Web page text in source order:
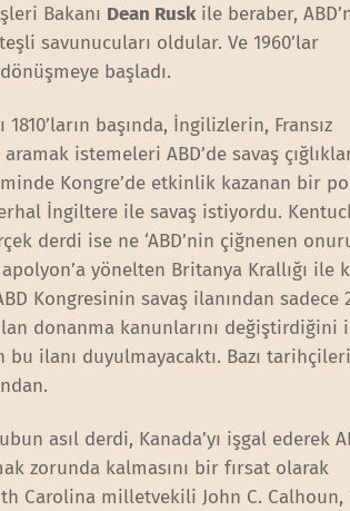
Bakanı Dean Ruskile beraber,
savunucuları oldular. Ve 1960’lar
başladı.
başında, İngilizlerin, Fransız
istemeleri ABD’de savaş
Kongre’de etkinlik kazanan bir
İngiltere ile savaş istiyordu.
derdi ise ne ‘ABD’nin çiğnenen
yönelten Britanya Krallığı ile
Kongresinin savaş ilanından sadece
donanma kanunlarını değiştirdiğini
bu ilanı duyulmayacaktı. Bazı
asıl derdi, Kanada’yı işgal ederek
zorunda kalmasını bir fırsat olarak
Carolina milletvekili John C. Calhoun,